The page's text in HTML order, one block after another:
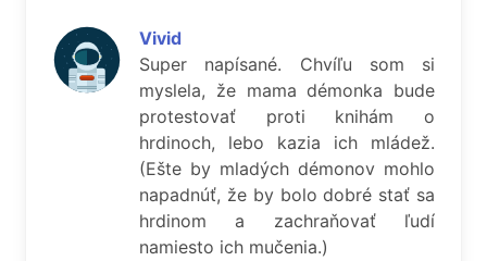
Vivid
Super napísané. Chvíľu som si
myslela, že mama démonka bude
protestovať proti knihám o
hrdinoch, lebo kazia ich mládež.
(Ešte by mladých démonov mohlo
napadnúť, že by bolo dobré stať sa
hrdinom a zachraňovať ľudí
namiesto ich mučenia.)